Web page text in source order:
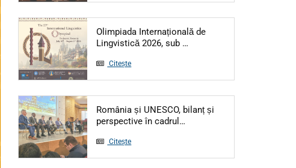
Olimpiada Internațională de
Lingvistică 2026, sub …
Citește
România și UNESCO, bilanț și
perspective în cadrul…
Citește